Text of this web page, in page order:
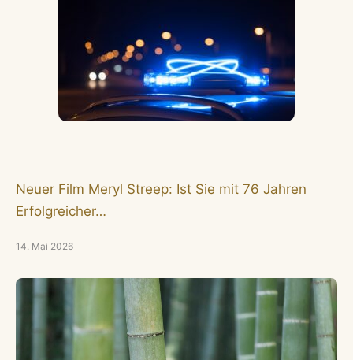
Neuer Film Meryl Streep: Ist Sie mit 76 Jahren
Erfolgreicher…
14. Mai 2026